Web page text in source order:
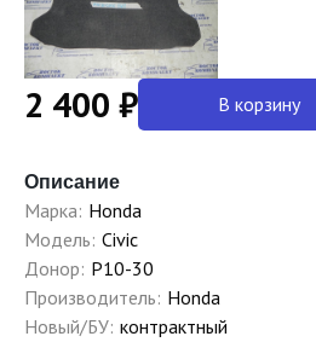
2 400 ₽ В корзину
Описание
Марка: Honda
Модель: Civic
Донор: P10-30
Производитель: Honda
Новый/БУ: контрактный